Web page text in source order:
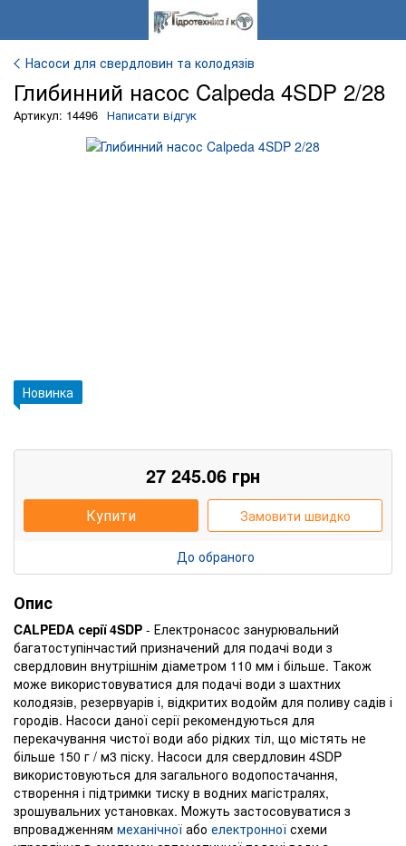
Насоси для свердловин та колодязів
Глибинний насос Calpeda 4SDP 2/28
Артикул: 14496 Написати відгук
Новинка
27 245.06 грн
Купити Замовити швидко
До обраного
Опис
CALPEDA серії 4SDP - Електронасос занурювальний
багатоступінчастий призначений для подачі води з
свердловин внутрішнім діаметром 110 мм і більше. Також
може використовуватися для подачі води з шахтних
колодязів, резервуарів і, відкритих водойм для поливу садів і
городів. Насоси даної серії рекомендуються для
перекачування чистої води або рідких тіл, що містять не
більше 150 г / м3 піску. Насоси для свердловин 4SDP
використовуються для загального водопостачання,
створення і підтримки тиску в водних магістралях,
зрошувальних установках. Можуть застосовуватися з
впровадженням механічної або електронної схеми